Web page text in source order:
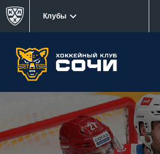
Клубы